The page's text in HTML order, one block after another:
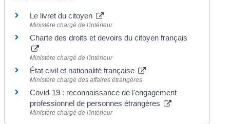
Le livret du citoyen
Ministère chargé de l'intérieur
Charte des droits et devoirs du citoyen français
Ministère chargé de l'intérieur
État civil et nationalité française
Ministère chargé des affaires étrangères
Covid-19 : reconnaissance de l'engagement
professionnel de personnes étrangères
Ministère chargé de l'intérieur